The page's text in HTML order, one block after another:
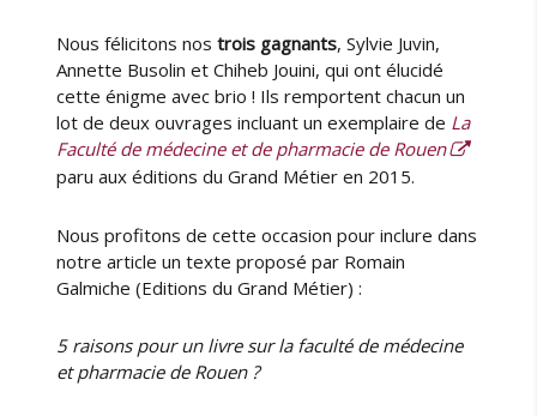
Nous félicitons nos trois gagnants, Sylvie Juvin,
Annette Busolin et Chiheb Jouini, qui ont élucidé
cette énigme avec brio ! Ils remportent chacun un
lot de deux ouvrages incluant un exemplaire de La
Faculté de médecine et de pharmacie de Rouen
paru aux éditions du Grand Métier en 2015.
Nous profitons de cette occasion pour inclure dans
notre article un texte proposé par Romain
Galmiche (Editions du Grand Métier) :
5 raisons pour un livre sur la faculté de médecine
et pharmacie de Rouen ?